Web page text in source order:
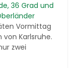
36 Grad und
Vormittag
Karlsruhe.
zwei